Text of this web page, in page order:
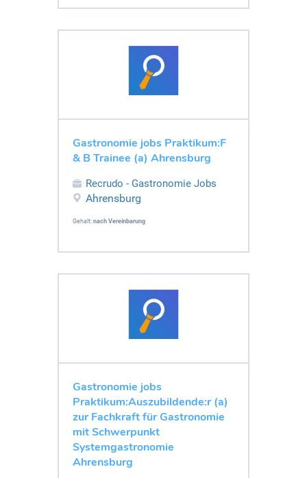
Gastronomie jobs Praktikum:F
& B Trainee (a) Ahrensburg
Recrudo - Gastronomie Jobs
Ahrensburg
Gehalt: nach Vereinbarung
Gastronomie jobs
Praktikum:Auszubildende:r (a)
zur Fachkraft für Gastronomie
mit Schwerpunkt
Systemgastronomie
Ahrensburg